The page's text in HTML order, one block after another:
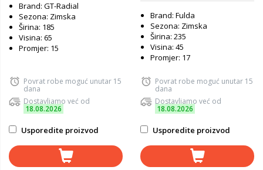
Brand: GT-Radial
Sezona: Zimska
Širina: 185
Visina: 65
Promjer: 15
Povrat robe moguć unutar 15
dana
Dostavljamo već od
18.08.2026
Usporedite proizvod
Brand: Fulda
Sezona: Zimska
Širina: 235
Visina: 45
Promjer: 17
Povrat robe moguć unutar 15
dana
Dostavljamo već od
18.08.2026
Usporedite proizvod